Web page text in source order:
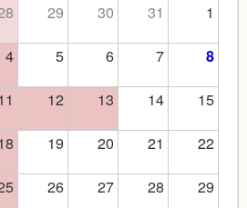
29 30 31
1
4 5 6 7 8
12 13 14
15
19 20 21
22
26 27 28
29